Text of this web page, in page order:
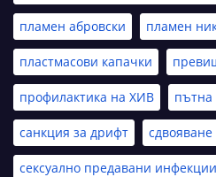
пламен абровски пламен
пластмасови капачки
профилактика на ХИВ
санкция за дрифт
сексуално предавани инфекции